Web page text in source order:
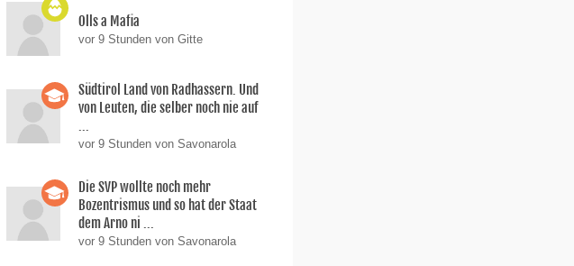
Olls a Mafia
vor 9 Stunden von Gitte
Südtirol Land von Radhassern. Und
von Leuten, die selber noch nie auf
...
vor 9 Stunden von Savonarola
Die SVP wollte noch mehr
Bozentrismus und so hat der Staat
dem Arno ni ...
vor 9 Stunden von Savonarola